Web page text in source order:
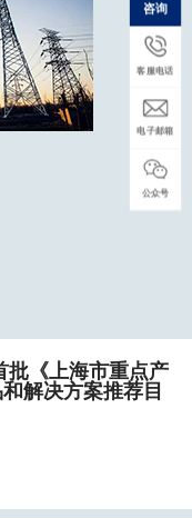
批《上海市重点产
解决方案推荐目
咨询
客服电话
电子邮箱
公众号